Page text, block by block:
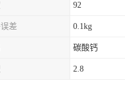
92
差 0.1kg
碳酸钙
2.8